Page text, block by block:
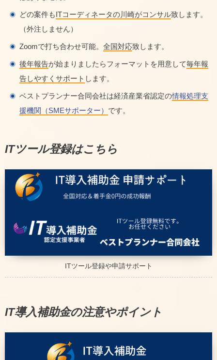
どの案件もITコーディネータの川崎がコンサル致します。
（外注しません）
Zoomで打ち合わせ可能。 全国対応致します。
後年報告が始まりましたらフォーマットを用意して毎年報
告しやすくサポート します。
ベストプランナー合同会社は経済産業省認定の情報処理支
援機関（SMEサポーター） です。
ITツール登録はこちら
ITツール登録や申請サポート
IT導入補助金の注意やポイント